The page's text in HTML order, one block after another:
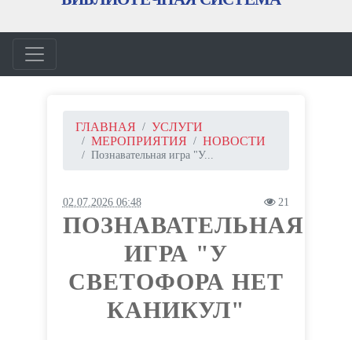
ГЛАВНАЯ
УСЛУГИ
МЕРОПРИЯТИЯ
НОВОСТИ
Познавательная игра "У...
02.07.2026 06:48 21
ПОЗНАВАТЕЛЬНАЯ
ИГРА "У
СВЕТОФОРА НЕТ
КАНИКУЛ"